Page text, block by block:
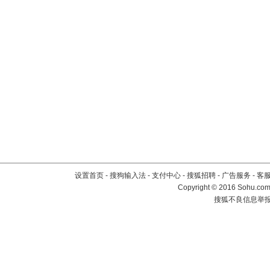
设置首页 - 搜狗输入法 - 支付中心 - 搜狐招聘 - 广告服务 - 客
Copyright©2016
搜狐不良信息举